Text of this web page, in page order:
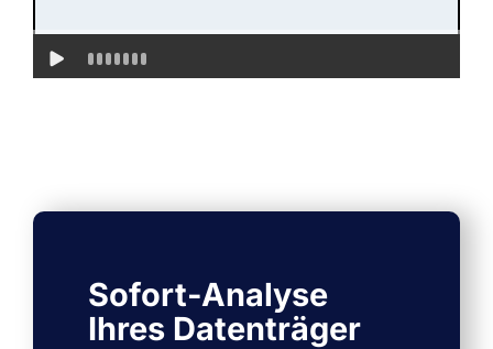
Sofort-Analyse
Ihres Datenträger